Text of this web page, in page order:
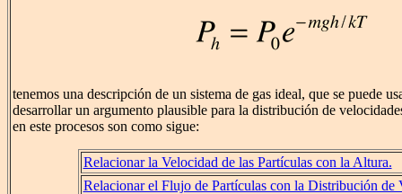
tenemos una descripción de un sistema de gas ideal, que se puede
desarrollar un argumento plausible para la distribución de
en este procesos son como sigue:
Relacionar la Velocidad de las Partículas con la Altura.
Relacionar el Flujo de Partículas con la Distribución de